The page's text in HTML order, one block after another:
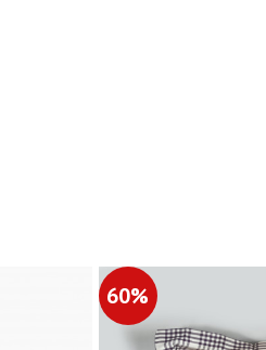
60%